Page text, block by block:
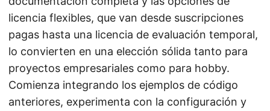
licencia flexibles, que van desde suscripciones
pagas hasta una licencia de evaluación temporal,
lo convierten en una elección sólida tanto para
proyectos empresariales como para hobby.
Comienza integrando los ejemplos de código
anteriores, experimenta con la configuración y